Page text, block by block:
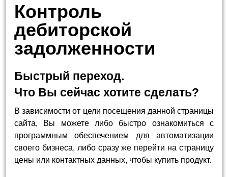
Контроль
дебиторской
задолженности
Быстрый переход.
Что Вы сейчас хотите сделать?
В зависимости от цели посещения данной страницы
сайта, Вы можете либо быстро ознакомиться с
программным обеспечением для автоматизации
своего бизнеса, либо сразу же перейти на страницу
цены или контактных данных, чтобы купить продукт.